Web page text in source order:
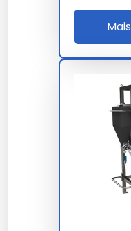
Repetibilidade
Ultrassom
Calibração